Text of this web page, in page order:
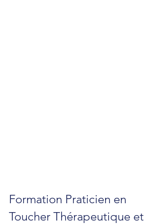
Formation Praticien en
Toucher Thérapeutique et